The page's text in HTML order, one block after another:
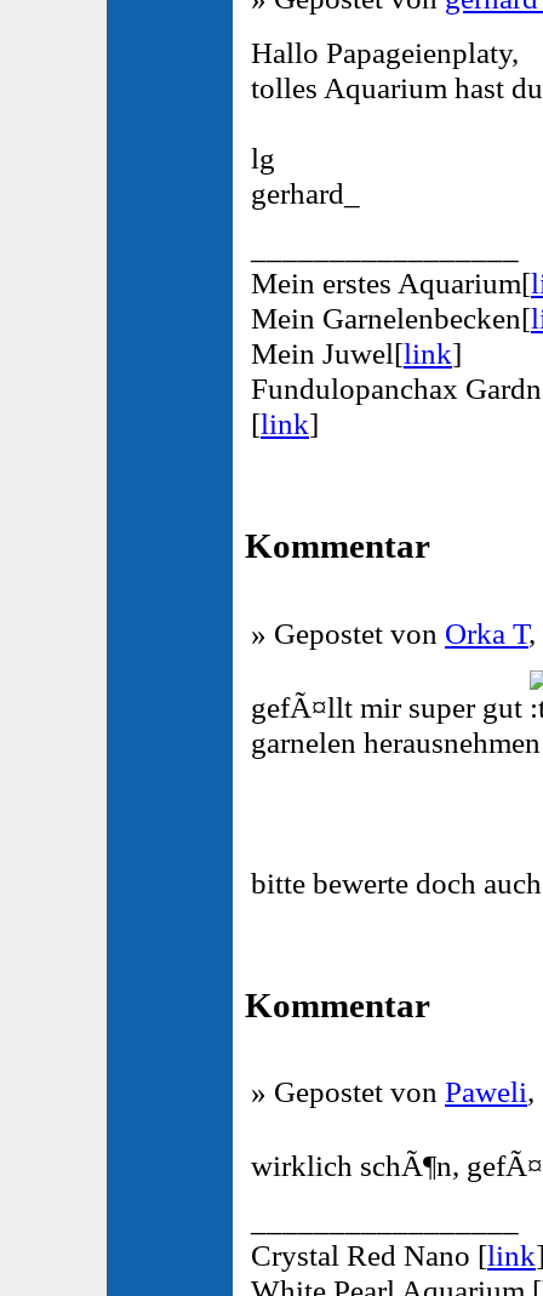
Hallo Papageienplaty,
tolles Aquarium hast
lg
gerhard_
Mein erstes Aquarium[
Mein Garnelenbecken[
Mein Juwel[link]
Fundulopanchax
[link]
Kommentar
» Gepostet von Orka T,
gefÃ¤llt mir super gut
garnelen
bitte bewerte doch
Kommentar
» Gepostet von Paweli,
wirklich schÃ¶n,
Crystal Red Nano [link